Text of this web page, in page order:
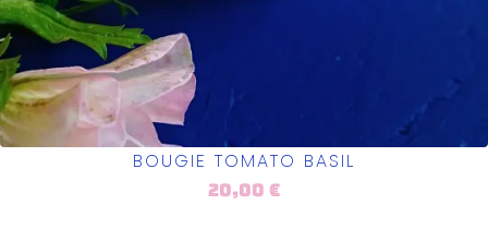
BOUGIE TOMATO BASIL
20,00 €